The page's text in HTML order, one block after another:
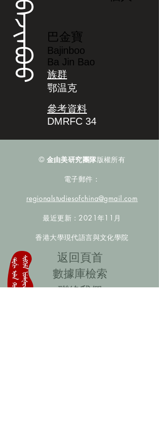
ᠪᠠᠵᡳᠨᠪᠣᠣ 巴金寶
Bajinboo
Ba Jin Bao
族群
鄂温克
參考資料
DMRFC 34
© 金由美研究團隊版權所有
電子郵件：
regionalstudiesofchina@gmail.com
最近更新：2021年11月
香港大學現代語言與文化學院
​返回頁首
數據庫檢索
聯絡我們